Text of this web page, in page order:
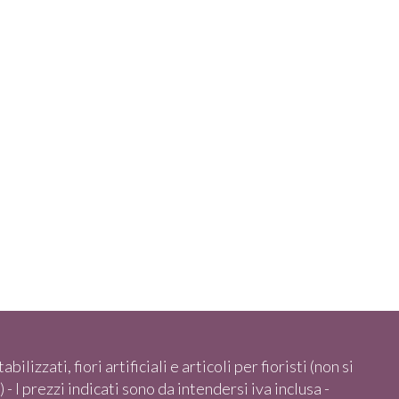
fiori artificiali e articoli per fioristi (non si
I prezzi indicati sono da intendersi iva inclusa -